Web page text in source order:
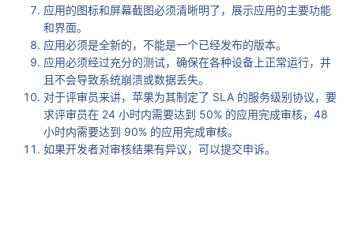
应用的图标和屏幕截图必须清晰明了，展示应用的主要功能
和界面。
应用必须是全新的，不能是一个已经发布的版本。
应用必须经过充分的测试，确保在各种设备上正常运行，并
且不会导致系统崩溃或数据丢失。
对于评审员来讲，苹果为其制定了 SLA 的服务级别协议，要
求评审员在 24 小时内需要达到 50% 的应用完成审核，48
小时内需要达到 90% 的应用完成审核。
如果开发者对审核结果有异议，可以提交申诉。